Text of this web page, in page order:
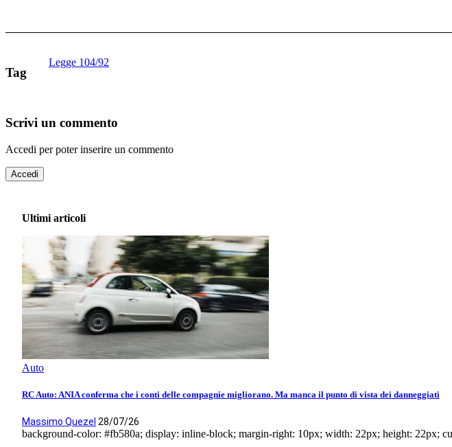
Tag
Legge 104/92
Scrivi un commento
Accedi per poter inserire un commento
Accedi
Ultimi articoli
Auto
RC Auto: ANIA conferma che i conti delle compagnie migliorano. Ma manca il punto di vista dei danneggiati
Massimo Quezel 28/07/26
background-color: #fb580a; display: inline-block; margin-right: 10px; width: 22px; height: 22px;